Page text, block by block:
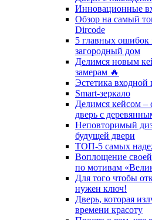
Инновационные
Обзор на самый
Dircode
5 главных ошибок
загородный дом
Делимся новым
замерам 🔥
Эстетика входной
Smart-зеркало
Делимся кейсом –
дверь с
Неповторимый
будущей двери
ТОП-5 самых
Воплощение
по мотивам
Для того чтобы
нужен ключ!
Дверь, которая
времени красоту